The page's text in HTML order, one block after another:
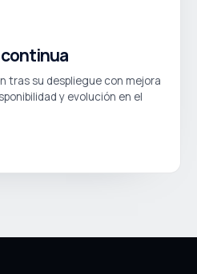
tras su despliegue con mejora
y evolución en el